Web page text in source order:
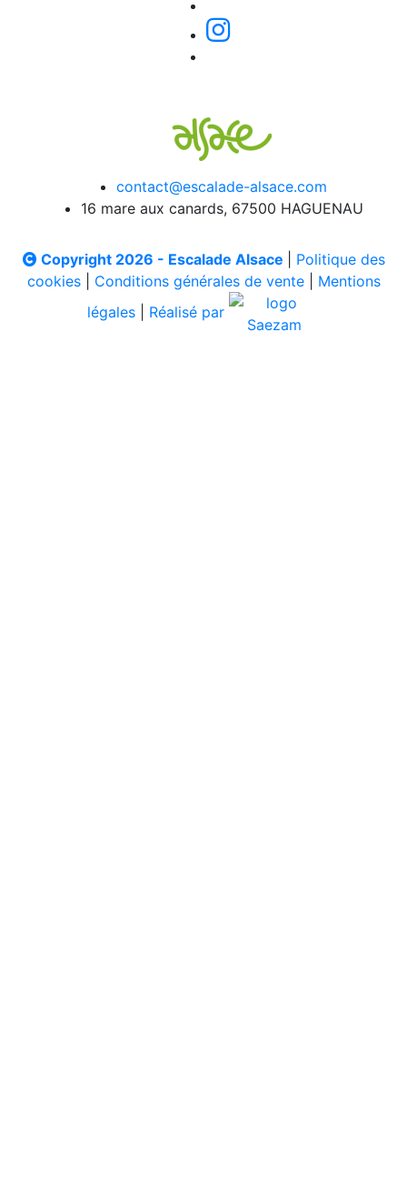
contact@escalade-alsace.com
16 mare aux canards, 67500 HAGUENAU
Copyright 2026 - Escalade Alsace
Politique des
cookies| Conditions générales de vente| Mentions
légales
Réalisé par